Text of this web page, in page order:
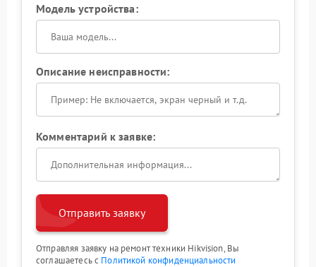
Модель устройства:
Описание неисправности:
Комментарий к заявке:
Отправить заявку
Отправляя заявку на ремонт техники Hikvision, Вы
соглашаетесь с Политикой конфиденциальности